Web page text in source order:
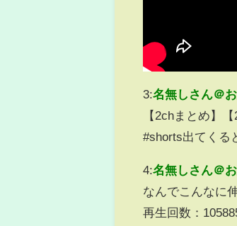
3:名無しさん＠
【2chまとめ】
#shorts出てくる
4:名無しさん＠
なんでこんなに
再生回数：